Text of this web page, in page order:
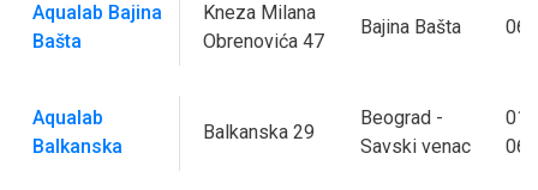
Aqualab Bajina
Bašta
Kneza Milana
Obrenovića 47
Bajina Bašta
Aqualab
Balkanska
Balkanska 29
Beograd -
Savski venac